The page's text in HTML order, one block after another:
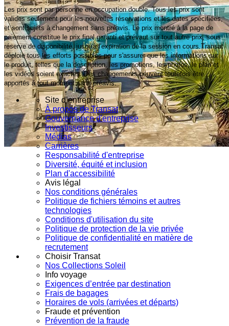
Les prix sont par personne en occupation double. Tous les prix sont
valides seulement pour les nouvelles réservations et les dates spécifiées,
et sont sujets à changement sans préavis. Le prix montré à la page de
paiement constitue le prix final garanti et prévaut sur tout autre prix, sous
réserve de disponibilité, jusqu'à l'expiration de la session en cours.Transat
déploie tous les efforts possibles pour s'assurer que les informations sur
le produit, telles que la description, les promotions, les photos, le plan et
les vidéos soient exactes. Des changements peuvent toutefois être
apportés à tout moment sans préavis.
Site d’entreprise
À propos de Transat
Gouvernance d'entreprise
Investisseurs
Médias
Carrières
Responsabilité d'entreprise
Diversité, équité et inclusion
Plan d'accessibilité
Avis légal
Nos conditions générales
Politique de fichiers témoins et autres
technologies
Conditions d'utilisation du site
Politique de protection de la vie privée
Politique de confidentialité en matière de
recrutement
Choisir Transat
Nos Collections Soleil
Info voyage
Exigences d’entrée par destination
Frais de bagages
Horaires de vols (arrivées et départs)
Fraude et prévention
Prévention de la fraude